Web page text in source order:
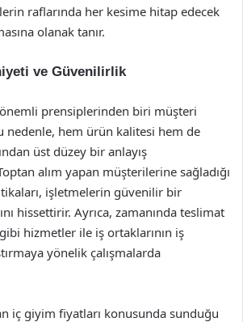
raflarında her kesime hitap edecek
olanak tanır.
ve Güvenilirlik
önemli prensiplerinden biri müşteri
nedenle, hem ürün kalitesi hem de
üst düzey bir anlayış
alım yapan müşterilerine sağladığı
işletmelerin güvenilir bir
hissettirir. Ayrıca, zamanında teslimat
hizmetler ile iş ortaklarının iş
yönelik çalışmalarda
iç giyim fiyatları konusunda sunduğu